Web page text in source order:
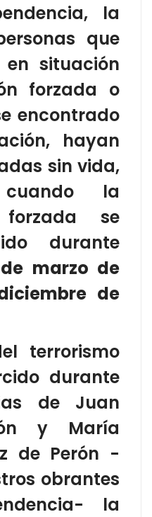
la
que
en situación
forzada o
encontrado
hayan
sin vida,
la
forzada se
durante
marzo de
de
terrorismo
durante
de Juan
y María
de Perón -
obrantes
la